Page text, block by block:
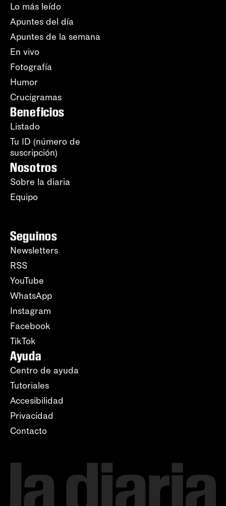
Lo más leído
Apuntes del día
Apuntes de la semana
En vivo
Fotografía
Humor
Crucigramas
Beneficios
Listado
Tu ID (número de
suscripción)
Nosotros
Sobre la diaria
Equipo
Seguinos
Newsletters
RSS
YouTube
WhatsApp
Instagram
Facebook
TikTok
Ayuda
Centro de ayuda
Tutoriales
Accesibilidad
Privacidad
Contacto